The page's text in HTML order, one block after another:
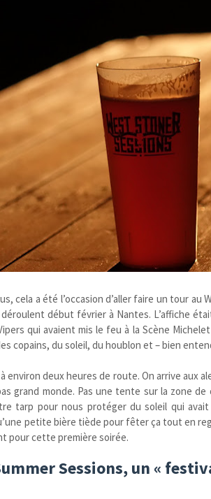
cela a été l’occasion d’aller faire un tour
début février à Nantes. L’affiche
qui avaient mis le feu à la Scène
copains, du soleil, du houblon et – bien
environ deux heures de route. On arrive aux
grand monde. Pas une tente sur la zone de
tarp pour nous protéger du soleil qui avait
petite bière tiède pour fêter ça tout en
pour cette première soirée.
Sessions, un «